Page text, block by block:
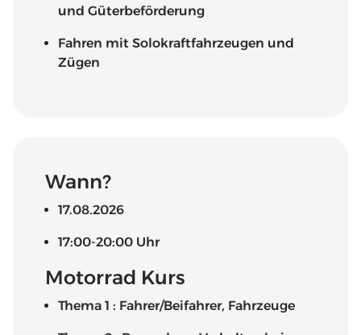
und Güterbeförderung
Fahren mit Solokraftfahrzeugen und
Zügen
Wann?
17.08.2026
17:00-20:00 Uhr
Motorrad Kurs
Thema 1 : Fahrer/Beifahrer, Fahrzeuge